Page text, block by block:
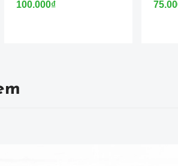
100.000₫